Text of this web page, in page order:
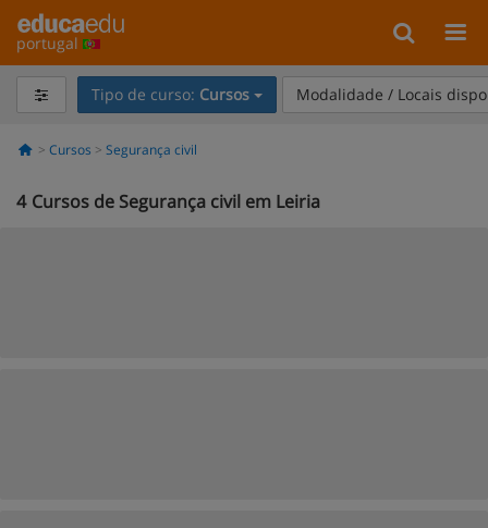
portugal
Tipo de curso: Cursos Modalidade / Locais
Cursos Segurança civil
4 Cursos de Segurança civil em Leiria